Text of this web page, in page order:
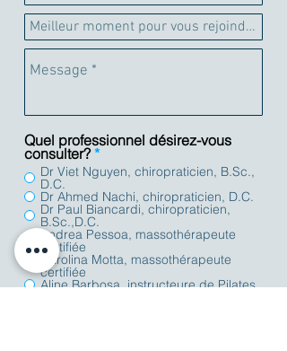
Quel professionnel désirez-vous
consulter? *
Dr Viet Nguyen, chiropraticien, B.Sc.,
D.C.
Dr Ahmed Nachi, chiropraticien, D.C.
Dr Paul Biancardi, chiropraticien,
B.Sc.,D.C.
Andrea Pessoa, massothérapeute
certifiée
Carolina Motta, massothérapeute
certifiée
Aline Barbosa, instructeure de Pilates